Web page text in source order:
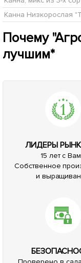
Канна Низкорослая
Почему
лучшим*
ЛИДЕРЫ
15 лет с
Собственное
и